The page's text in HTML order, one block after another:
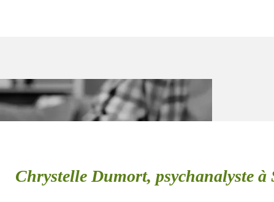
Chrystelle Dumort, psychanalyste à